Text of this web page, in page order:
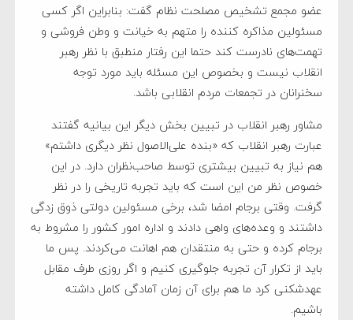
عضو مجمع تشخیص مصلحت نظام گفت: بنابراین اگر کسی
مسئولین مذاکره کننده را متهم به خیانت و وطن فروشی و
تهمت‌های نادرست کند حتما این رفتار منطبق با نظر رهبر
انقلاب نیست و بخصوص این مسئله باید مورد توجه
سخنرانان در تجمعات مردم انقلابی باشد.
مشاور رهبر انقلاب در تبیین بخش دیگر این بیانیه گفتند
عبارت رهبر انقلاب که «بنده علی‌الاصول نظر دیگری داشتم»
هم نیاز به تبیین بیشتری توسط صاحب‌نظران دارد. در این
خصوص نظر من این است که باید تجربه تاریخی را در نظر
گرفت. وقتی برجام امضا شد، برخی مسئولین دولتی ذوق زدگی
داشتند و وعده‌های واهی دادند و اداره امور کشور را مشروط به
برجام کرده و حتی به منتقدان هم اهانت می‌کردند. پس ما
باید از تکرار آن تجربه جلوگیری کنیم و اگر روزی طرف مقابل
عهدشکنی کرد ما هم برای آن زمان آمادگی کامل داشته
باشیم.